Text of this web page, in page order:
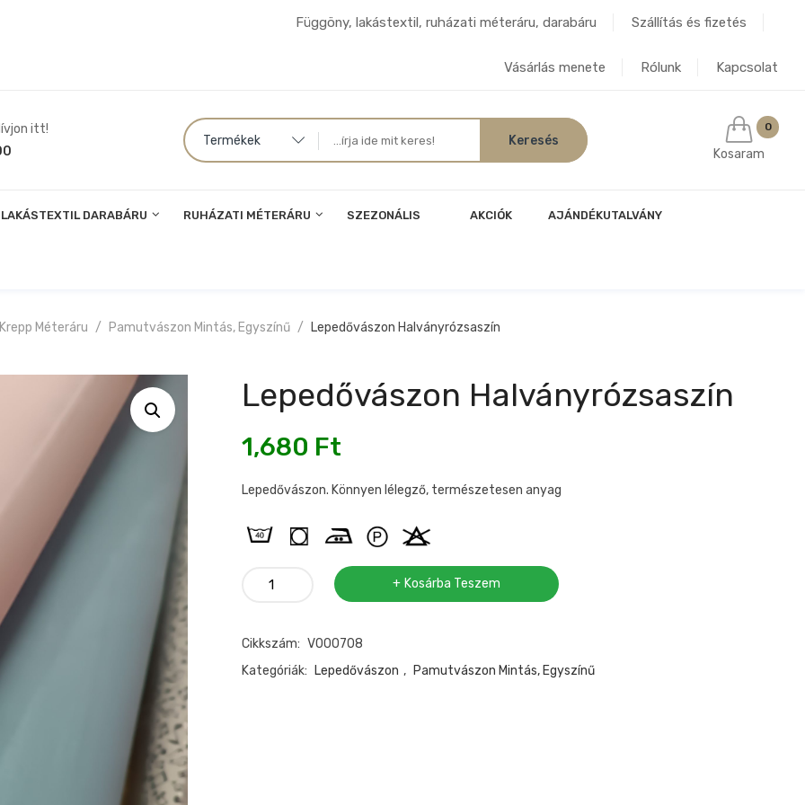
Függöny, lakástextil, ruházati méteráru, darabáru Szállítás és fizetés
Vásárlás menete Rólunk Kapcsolat
itt!
Termékek
0
Kosaram
LAKÁSTEXTIL DARABÁRU RUHÁZATI MÉTERÁRU SZEZONÁLIS AKCIÓK AJÁNDÉKUTALVÁNY
Méteráru Pamutvászon Mintás, Egyszínű Lepedővászon Halványrózsaszín
Lepedővászon Halványrózsaszín
1,680 Ft
Lepedővászon. Könnyen lélegző, természetesen anyag
Lepedővászon
halványrózsaszín
Kosárba Teszem
Cikkszám: V000708
Kategóriák:
Lepedővászon , Pamutvászon Mintás, Egyszínű